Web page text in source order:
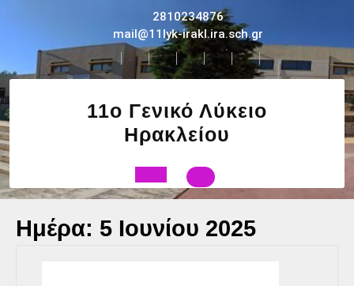
2810234876
mail@11lyk-irakl.ira.sch.gr
11ο Γενικό Λύκειο
Ηρακλείου
Open
Button
Ημέρα: 5 Ιουνίου 2025